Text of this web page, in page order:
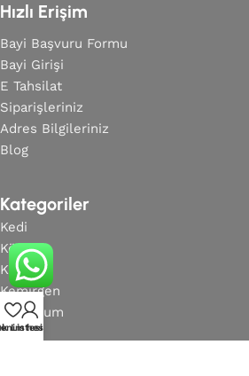
Hızlı Erişim
Bayi Başvuru Formu
Bayi Girişi
E Tahsilat
Siparişleriniz
Adres Bilgileriniz
Blog
Kategoriler
Kedi
Köpek
Kuş
Kemirgen
Akvaryum
Listesi
hesabım